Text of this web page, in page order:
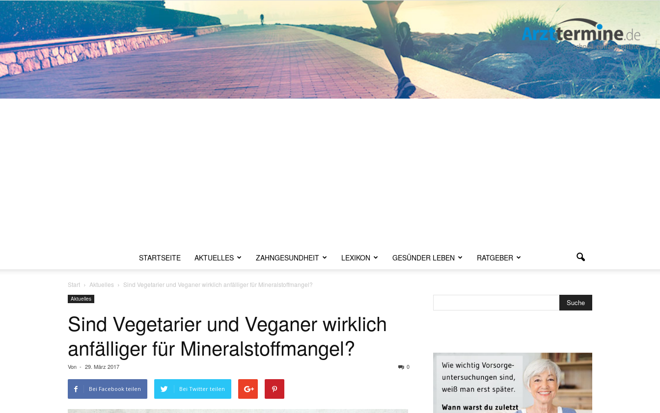
STARTSEITE AKTUELLES ZAHNGESUNDHEIT LEXIKON GESÜNDER LEBEN RATGEBER
Start Aktuelles Sind Vegetarier und Veganer wirklich anfälliger für Mineralstoffmangel?
Aktuelles
Sind Vegetarier und Veganer wirklich
anfälliger für Mineralstoffmangel?
Von - 29. März 2017 0
Bei Facebook teilen Bei Twitter teilen